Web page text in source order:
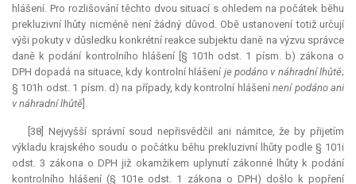
hlášení. Pro rozlišování těchto dvou situací s ohledem na počátek běhu
prekluzivní lhůty nicméně není žádný důvod. Obě ustanovení totiž určují
výši pokuty v důsledku konkrétní reakce subjektu daně na výzvu správce
daně k podání kontrolního hlášení [§ 101h odst. 1 písm. b) zákona o
DPH dopadá na situace, kdy kontrolní hlášení je podáno v náhradní lhůtě;
§ 101h odst. 1 písm. d) na případy, kdy kontrolní hlášenínení podáno ani
v náhradní lhůtě ].
[38] Nejvyšší správní soud nepřisvědčil ani námitce, že by přijetím
výkladu krajského soudu o počátku běhu prekluzivní lhůty podle § 101i
odst. 3 zákona o DPH již okamžikem uplynutí zákonné lhůty k podání
kontrolního hlášení (§ 101e odst. 1 zákona o DPH) došlo k popření